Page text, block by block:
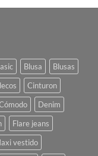
Blusa
Blusas
Cinturon
Denim
Flare jeans
vestido